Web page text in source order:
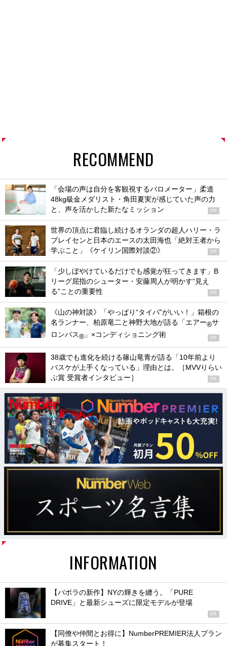
RECOMMEND
「会場の声は自分を客観視するバロメーター」柔道
48kg級金メダリスト・角田夏実が感じていた声の力
と、声を活かした新たなミッション
PR
世界の頂点に君臨し続けるオランダの超人ハリー・ラ
ブレイセンと日本のエースの太田海也「絶対王者から
学ぶこと」《ケイリン国際対談②》
PR
「少しぼやけているだけでも感覚が狂ってきます」B
リーグ屈指のシューター・安藤周人が明かす“見え
る”ことの重要性
PR
《山の神対談》「やっぱり“タイパ”がいい！」箱根の
名ランナー、柏原竜二と神野大地が語る「エアー®サ
ロンパス® 」×コンディショニング術 PR
38歳でも進化を続ける篠山竜青が語る「10年前より
バスケが上手くなっている」理由とは。［MVVりらい
ぶ賞 受賞者インタビュー］
PR
INFORMATION
【バボラの新作】NYの輝きを纏う。「PURE
DRIVE」と最新シューズに限定モデルが登場
PR
【同僚や仲間とお得に】NumberPREMIER法人プラン
が募集スタート！